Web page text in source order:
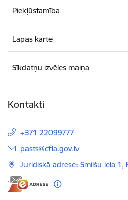
Piekļūstamība
Lapas karte
Sīkdatņu izvēles maiņa
Kontakti
+371 22099777
E-pasts:
pasts@cfla.gov.lv
Juridiskā adrese: Smilšu iela 1,